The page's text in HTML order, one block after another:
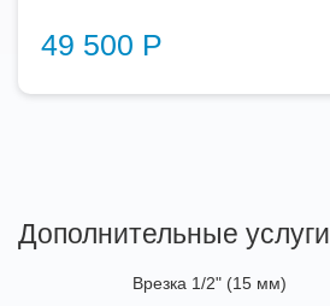
49 500 Р
Дополнительные услуги
Врезка 1/2" (15 мм)